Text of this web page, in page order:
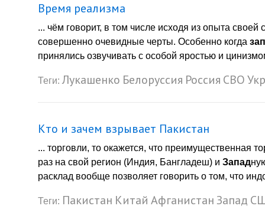
Время реализма
... чём говорит, в том числе исходя из опыта
совершенно очевидные черты. Особенно когда
принялись озвучивать с особой яростью и
Теги: Лукашенко Белоруссия Россия СВО
Кто и зачем взрывает Пакистан
... торговли, то окажется, что преимущественная
раз на свой регион (Индия, Бангладеш) и Запад
расклад вообще позволяет говорить о том, что
Теги: Пакистан Китай Афганистан Запад